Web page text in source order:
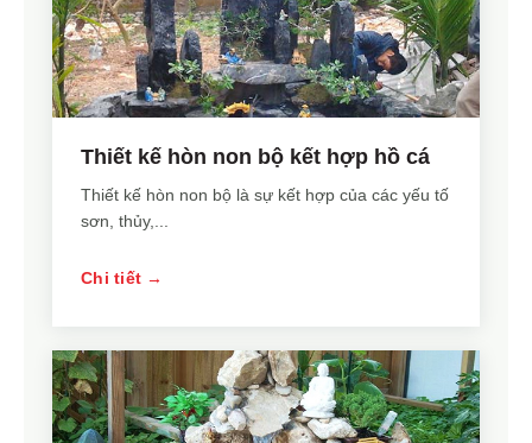
Thiết kế hòn non bộ kết hợp hồ cá
Thiết kế hòn non bộ là sự kết hợp của các yếu tố
sơn, thủy,...
Chi tiết →